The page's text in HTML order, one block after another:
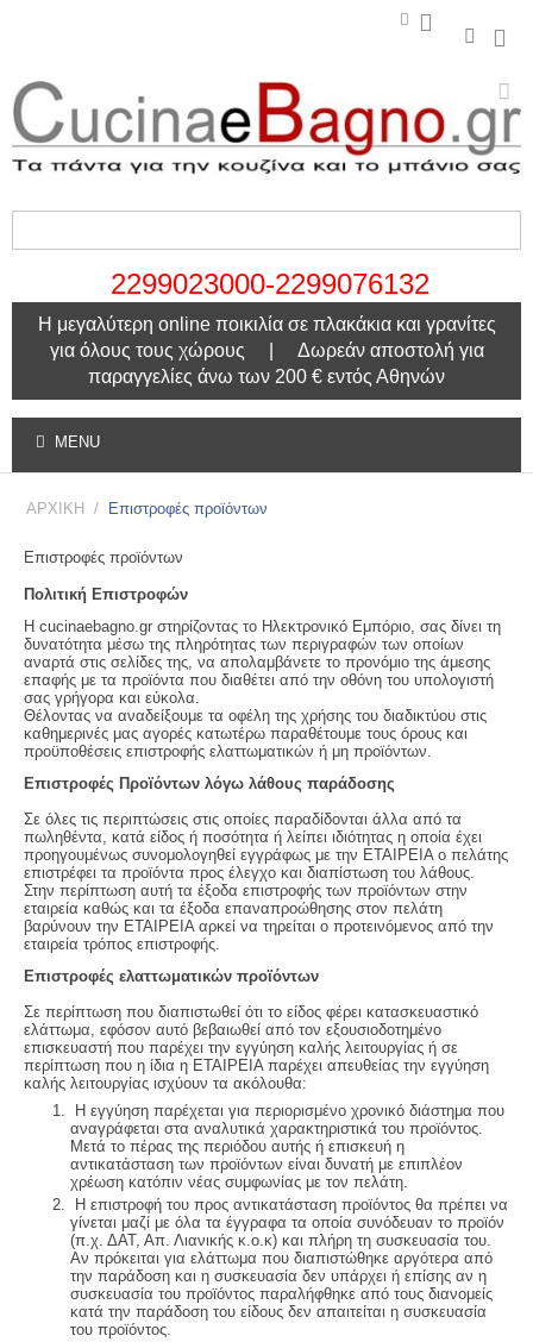
2299023000-2299076132
Η μεγαλύτερη online ποικιλία σε πλακάκια και γρανίτες
για όλους τους χώρους | Δωρεάν αποστολή για
παραγγελίες άνω των 200 € εντός Αθηνών
MENU
ΑΡΧΙΚΗ / Επιστροφές προϊόντων
Επιστροφές προϊόντων
Πολιτική Επιστροφών
Η cucinaebagno.gr στηρίζοντας το Ηλεκτρονικό Εμπόριο, σας δίνει τη
δυνατότητα μέσω της πληρότητας των περιγραφών των οποίων
αναρτά στις σελίδες της, να απολαμβάνετε το προνόμιο της άμεσης
επαφής με τα προϊόντα που διαθέτει από την οθόνη του υπολογιστή
σας γρήγορα και εύκολα.
Θέλοντας να αναδείξουμε τα οφέλη της χρήσης του διαδικτύου στις
καθημερινές μας αγορές κατωτέρω παραθέτουμε τους όρους και
προϋποθέσεις επιστροφής ελαττωματικών ή μη προϊόντων.
Επιστροφές Προϊόντων λόγω λάθους παράδοσης
Σε όλες τις περιπτώσεις στις οποίες παραδίδονται άλλα από τα
πωληθέντα, κατά είδος ή ποσότητα ή λείπει ιδιότητας η οποία έχει
προηγουμένως συνομολογηθεί εγγράφως με την ΕΤΑΙΡΕΙΑ ο πελάτης
επιστρέφει τα προϊόντα προς έλεγχο και διαπίστωση του λάθους.
Στην περίπτωση αυτή τα έξοδα επιστροφής των προϊόντων στην
εταιρεία καθώς και τα έξοδα επαναπροώθησης στον πελάτη
βαρύνουν την ΕΤΑΙΡΕΙΑ αρκεί να τηρείται ο προτεινόμενος από την
εταιρεία τρόπος επιστροφής.
Επιστροφές ελαττωματικών προϊόντων
Σε περίπτωση που διαπιστωθεί ότι το είδος φέρει κατασκευαστικό
ελάττωμα, εφόσον αυτό βεβαιωθεί από τον εξουσιοδοτημένο
επισκευαστή που παρέχει την εγγύηση καλής λειτουργίας ή σε
περίπτωση που η ίδια η ΕΤΑΙΡΕΙΑ παρέχει απευθείας την εγγύηση
καλής λειτουργίας ισχύουν τα ακόλουθα:
Η εγγύηση παρέχεται για περιορισμένο χρονικό διάστημα που
αναγράφεται στα αναλυτικά χαρακτηριστικά του προϊόντος.
Μετά το πέρας της περιόδου αυτής ή επισκευή η
αντικατάσταση των προϊόντων είναι δυνατή με επιπλέον
χρέωση κατόπιν νέας συμφωνίας με τον πελάτη.
Η επιστροφή του προς αντικατάσταση προϊόντος θα πρέπει να
γίνεται μαζί με όλα τα έγγραφα τα οποία συνόδευαν το προϊόν
(π.χ. ΔΑΤ, Απ. Λιανικής κ.ο.κ) και πλήρη τη συσκευασία του.
Αν πρόκειται για ελάττωμα που διαπιστώθηκε αργότερα από
την παράδοση και η συσκευασία δεν υπάρχει ή επίσης αν η
συσκευασία του προϊόντος παραλήφθηκε από τους διανομείς
κατά την παράδοση του είδους δεν απαιτείται η συσκευασία
του προϊόντος.